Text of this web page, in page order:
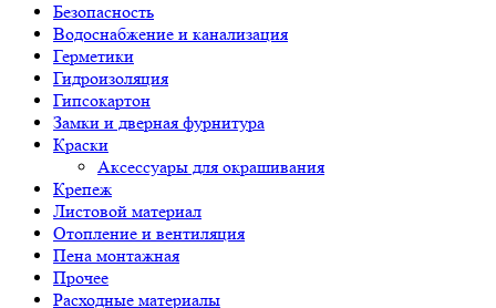
Безопасность
Водоснабжение и канализация
Герметики
Гидроизоляция
Гипсокартон
Замки и дверная фурнитура
Краски
Аксессуары для окрашивания
Крепеж
Листовой материал
Отопление и вентиляция
Пена монтажная
Прочее
Расходные материалы